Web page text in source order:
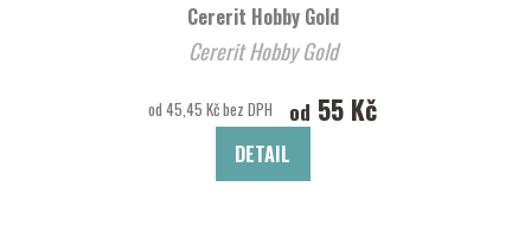
Cererit Hobby Gold
Cererit Hobby Gold
od 45,45 Kč bez DPH od 55 Kč
DETAIL